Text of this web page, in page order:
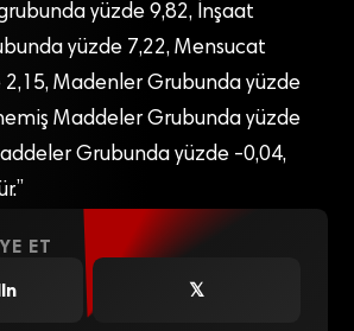
yüzde 9,82, İnşaat
yüzde 7,22, Mensucat
Madenler Grubunda yüzde
Maddeler Grubunda yüzde
Grubunda yüzde -0,04,
ET
𝕏